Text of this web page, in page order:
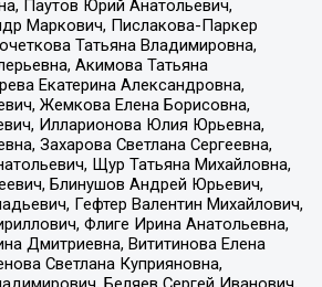
Паутов Юрий Анатольевич,
Маркович, Пислакова-Паркер
Татьяна Владимировна,
Акимова Татьяна
Екатерина Александровна,
Жемкова Елена Борисовна,
Илларионова Юлия Юрьевна,
Захарова Светлана Сергеевна,
Щур Татьяна Михайловна,
Блинушов Андрей Юрьевич,
Гефтер Валентин Михайлович,
Флиге Ирина Анатольевна,
Дмитриевна, Вититинова Елена
Светлана Куприяновна,